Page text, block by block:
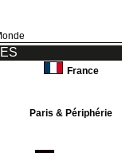
France
Paris & Périphérie